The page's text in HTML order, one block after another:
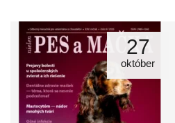
27
október